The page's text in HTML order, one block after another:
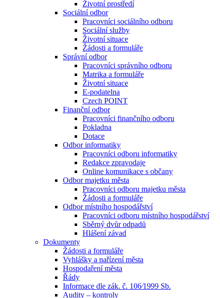
Životní prostředí
Sociální odbor
Pracovníci sociálního odboru
Sociální služby
Životní situace
Žádosti a formuláře
Správní odbor
Pracovníci správního odboru
Matrika a formuláře
Životní situace
E-podatelna
Czech POINT
Finanční odbor
Pracovníci finančního odboru
Pokladna
Dotace
Odbor informatiky
Pracovníci odboru informatiky
Redakce zpravodaje
Online komunikace s občany
Odbor majetku města
Pracovníci odboru majetku města
Žádosti a formuláře
Odbor místního hospodářství
Pracovníci odboru místního hospodářství
Sběrný dvůr odpadů
Hlášení závad
Dokumenty
Žádosti a formuláře
Vyhlášky a nařízení města
Hospodaření města
Řády
Informace dle zák. č. 106⁄1999 Sb.
Audity – kontroly